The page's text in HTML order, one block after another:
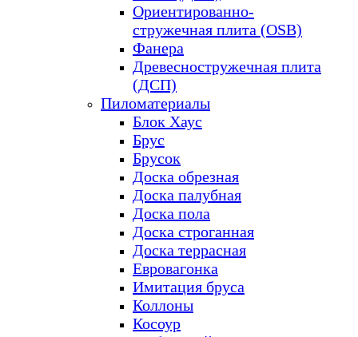
Ориентированно-
стружечная плита (OSB)
Фанера
Древесностружечная плита
(ДСП)
Пиломатериалы
Блок Хаус
Брус
Брусок
Доска обрезная
Доска палубная
Доска пола
Доска строганная
Доска террасная
Евровагонка
Имитация бруса
Коллоны
Косоур